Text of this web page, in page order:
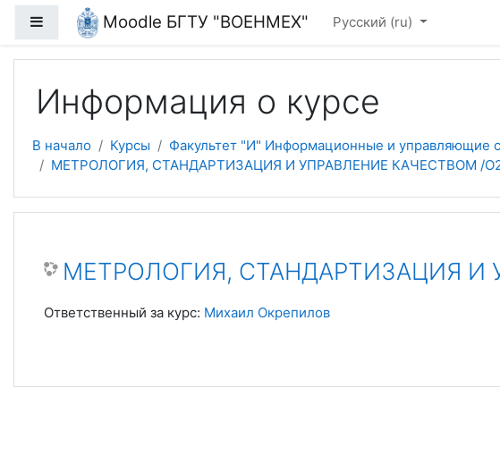
Перейти к основному содержанию
Боковая панельMoodle БГТУ "ВОЕНМЕХ" Русский ‎(ru)‎
Информация о курсе
В начало Курсы Факультет "И" Информационные и управляющие
МЕТРОЛОГИЯ, СТАНДАРТИЗАЦИЯ И УПРАВЛЕНИЕ КАЧЕСТВОМ /
МЕТРОЛОГИЯ, СТАНДАРТИЗАЦИЯ И
Ответственный за курс: Михаил Окрепилов